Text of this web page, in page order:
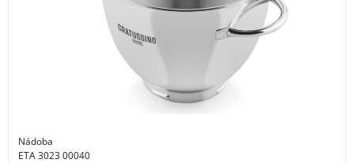
Nádoba
ETA 3023 00040